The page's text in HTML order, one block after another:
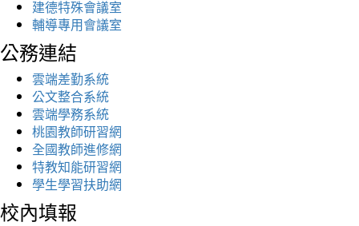
建德特殊會議室
輔導專用會議室
公務連結
雲端差勤系統
公文整合系統
雲端學務系統
桃園教師研習網
全國教師進修網
特教知能研習網
學生學習扶助網
校內填報